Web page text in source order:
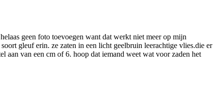
geen foto toevoegen want dat werkt niet meer op mijn
gleuf erin. ze zaten in een licht geelbruin leerachtige vlies.die er
aan van een cm of 6. hoop dat iemand weet wat voor zaden het